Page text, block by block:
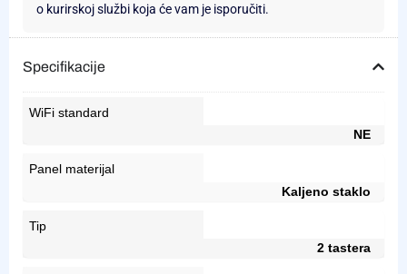
o kurirskoj službi koja će vam je isporučiti.
Specifikacije
WiFi standard
NE
Panel materijal
Kaljeno staklo
Tip
2 tastera